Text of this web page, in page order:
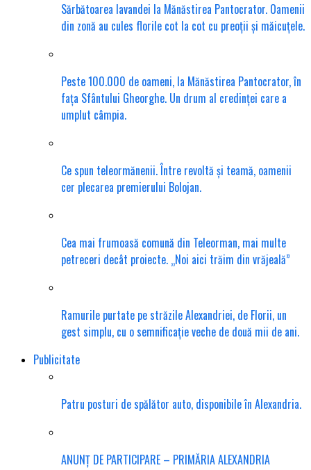
Sărbătoarea lavandei la Mănăstirea Pantocrator. Oamenii
din zonă au cules florile cot la cot cu preoții și măicuțele.
Peste 100.000 de oameni, la Mănăstirea Pantocrator, în
fața Sfântului Gheorghe. Un drum al credinței care a
umplut câmpia.
Ce spun teleormănenii. Între revoltă și teamă, oamenii
cer plecarea premierului Bolojan.
Cea mai frumoasă comună din Teleorman, mai multe
petreceri decât proiecte. „Noi aici trăim din vrăjeală”
Ramurile purtate pe străzile Alexandriei, de Florii, un
gest simplu, cu o semnificație veche de două mii de ani.
Publicitate
Patru posturi de spălător auto, disponibile în Alexandria.
ANUNȚ DE PARTICIPARE – PRIMĂRIA ALEXANDRIA